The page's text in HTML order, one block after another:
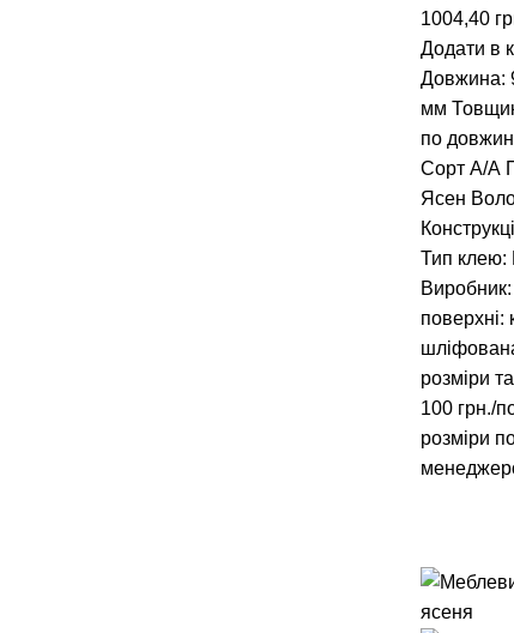
1004,40
Додати в
Довжина:
мм
по
Сорт А/А
Ясен
Тип клею:
поверхні:
розміри
100 грн./
розміри